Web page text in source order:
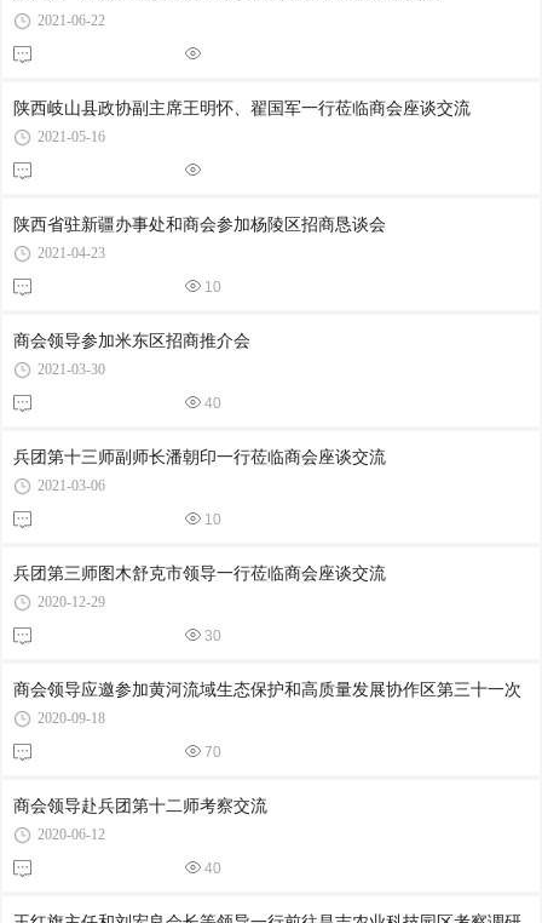
2021-06-22
陕西岐山县政协副主席王明怀、翟国军一行莅临商会座谈交流
2021-05-16
陕西省驻新疆办事处和商会参加杨陵区招商恳谈会
2021-04-23
10
商会领导参加米东区招商推介会
2021-03-30
40
兵团第十三师副师长潘朝印一行莅临商会座谈交流
2021-03-06
10
兵团第三师图木舒克市领导一行莅临商会座谈交流
2020-12-29
30
商会领导应邀参加黄河流域生态保护和高质量发展协作区第三十一次
2020-09-18
70
商会领导赴兵团第十二师考察交流
2020-06-12
40